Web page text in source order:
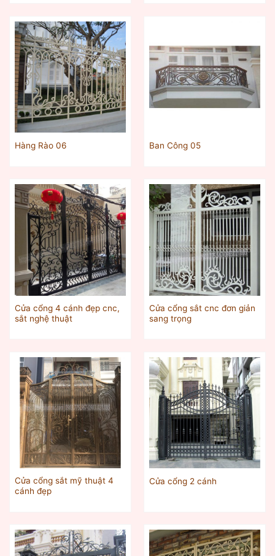
Hàng Rào 06 Ban Công 05
Cửa cổng 4 cánh đẹp cnc,
sắt nghệ thuật
Cửa cổng sắt cnc đơn giản
sang trọng
Cửa cổng sắt mỹ thuật 4
cánh đẹp
Cửa cổng 2 cánh